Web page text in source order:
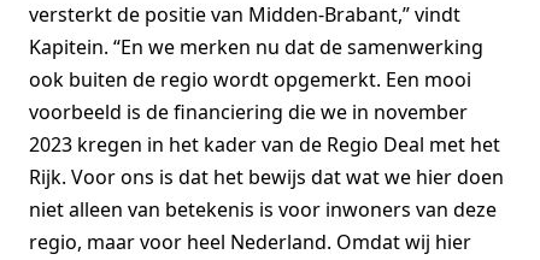
versterkt de positie van Midden-Brabant,” vindt
Kapitein. “En we merken nu dat de samenwerking
ook buiten de regio wordt opgemerkt. Een mooi
voorbeeld is de financiering die we in november
2023 kregen in het kader van de Regio Deal met het
Rijk. Voor ons is dat het bewijs dat wat we hier doen
niet alleen van betekenis is voor inwoners van deze
regio, maar voor heel Nederland. Omdat wij hier